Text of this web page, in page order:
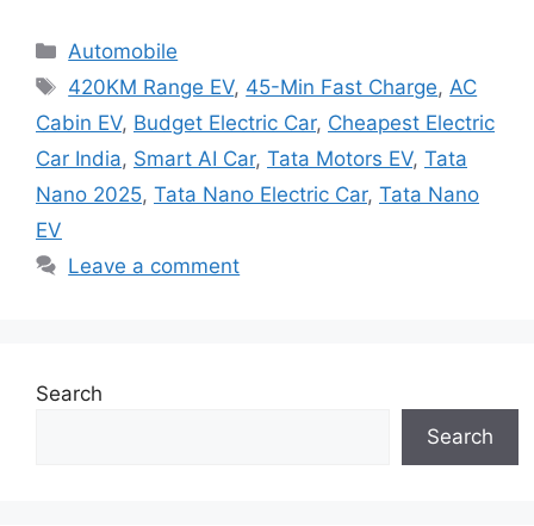
Categories
Automobile
Tags
420KM Range EV, 45-Min Fast Charge, AC
Cabin EV, Budget Electric Car, Cheapest Electric
Car India, Smart AI Car, Tata Motors EV, Tata
Nano 2025, Tata Nano Electric Car, Tata Nano
EV
Leave a comment
Search
Search